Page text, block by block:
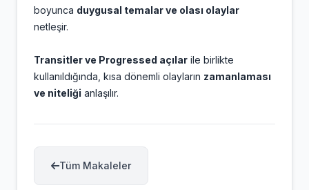
boyunca duygusal temalar ve olası olaylar
netleşir.
Transitler ve Progressed açılar ile birlikte
kullanıldığında, kısa dönemli olayların zamanlaması
ve niteliği anlaşılır.
Tüm Makaleler